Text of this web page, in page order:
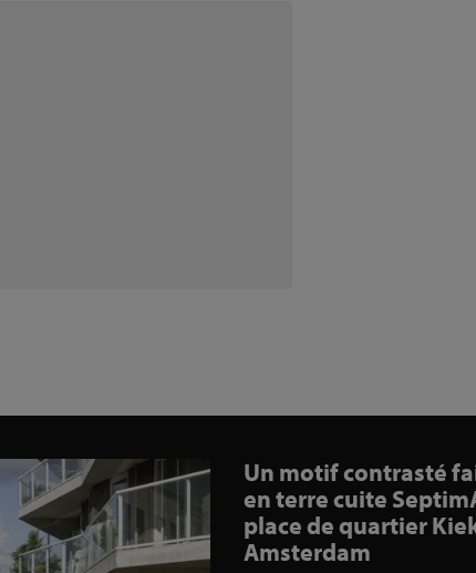
Un motif contrasté
en terre cuite
place de quartier
Amsterdam